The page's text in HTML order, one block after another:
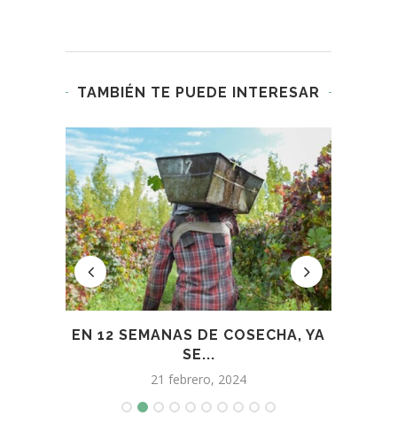
TAMBIÉN TE PUEDE INTERESAR
EN 12 SEMANAS DE COSECHA, YA
SE...
21 febrero, 2024